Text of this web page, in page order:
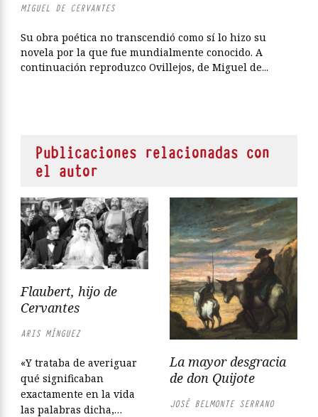
MIGUEL DE CERVANTES
Su obra poética no transcendió como sí lo hizo su
novela por la que fue mundialmente conocido. A
continuación reproduzco Ovillejos, de Miguel de...
Publicaciones relacionadas con
el autor
Flaubert, hijo de
Cervantes
ARIS MÍNGUEZ
«Y trataba de averiguar
qué significaban
exactamente en la vida
las palabras dicha,
La mayor desgracia
de don Quijote
JOSÉ BELMONTE SERRANO